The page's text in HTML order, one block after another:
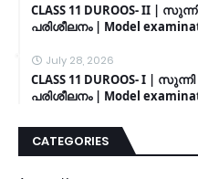
CLASS 11 DUROOS- II |
പരിശീലനം | Model
July 28, 2026
CLASS 11 DUROOS- I |
പരിശീലനം | Model
CATEGORIES